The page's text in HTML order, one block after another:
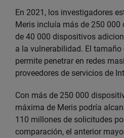
En 2021, los investigadores
Meris incluía más de 250
de 40 000 dispositivos
a la vulnerabilidad. El
permite penetrar en redes
proveedores de servicios de
Con más de 250 000
máxima de Meris podría
110 millones de solicitudes
comparación, el anterior